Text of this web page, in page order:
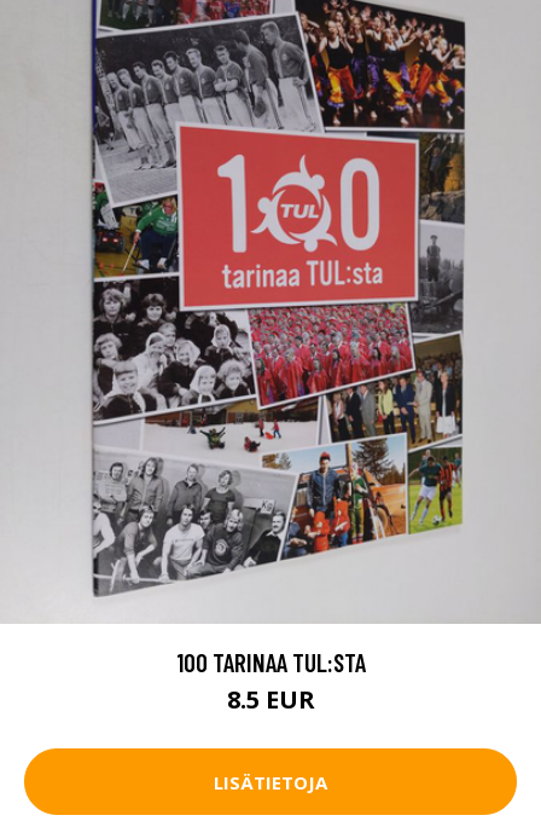
100 TARINAA TUL:STA
8.5 EUR
LISÄTIETOJA